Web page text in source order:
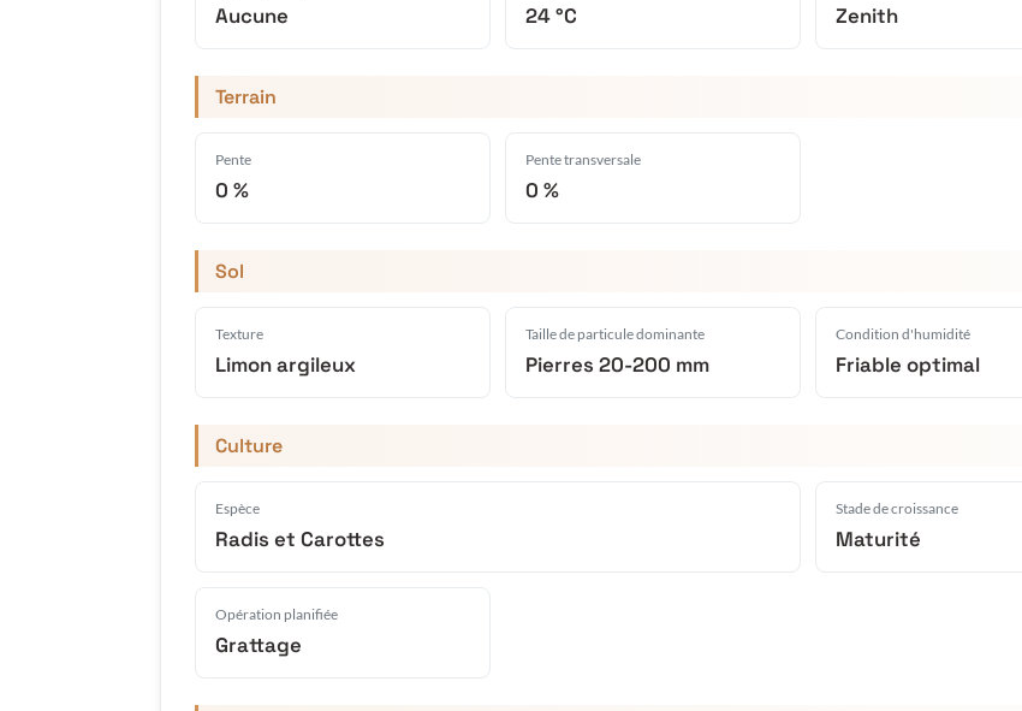
Aucune 24 °C Zenith
Terrain
Pente
0 %
Pente transversale
0 %
Sol
Texture
Limon argileux
Taille de particule dominante
Pierres 20-200 mm
Condition d'humidité
Friable optimal
Culture
Espèce
Radis et Carottes
Stade de croissance
Maturité
Opération planifiée
Grattage